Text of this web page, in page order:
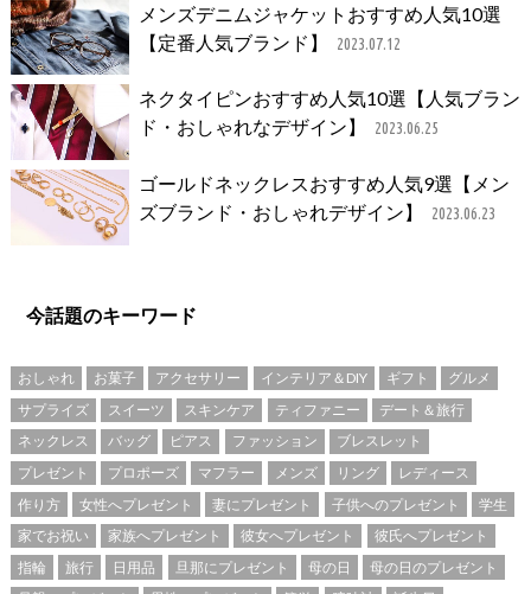
メンズデニムジャケットおすすめ人気10選
【定番人気ブランド】
2023.07.12
ネクタイピンおすすめ人気10選【人気ブラン
ド・おしゃれなデザイン】
2023.06.25
ゴールドネックレスおすすめ人気9選【メン
ズブランド・おしゃれデザイン】
2023.06.23
今話題のキーワード
おしゃれ お菓子 アクセサリー インテリア＆DIY ギフト
グルメ
サプライズ
スイーツ スキンケア ティファニー
デート＆旅行
ネックレス
バッグ ピアス ファッション
ブレスレット
プレゼント
プロポーズ マフラー メンズ リング
レディース
作り方
女性へプレゼント 妻にプレゼント 子供へのプレゼント
学生
家でお祝い
家族へプレゼント 彼女へプレゼント
彼氏へプレゼント
指輪
旅行 日用品 旦那にプレゼント 母の日
母の日のプレゼント